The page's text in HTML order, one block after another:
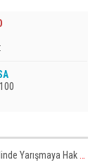
:
Hak Kazandı